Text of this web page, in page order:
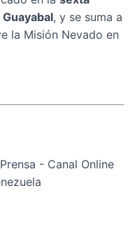
, y se suma a
la Misión Nevado en
- Canal Online